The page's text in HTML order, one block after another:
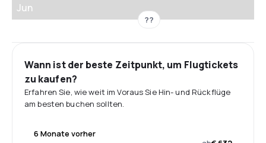
Jun
??
Wann ist der beste Zeitpunkt, um Flugtickets
zu kaufen?
Erfahren Sie, wie weit im Voraus Sie Hin- und Rückflüge
am besten buchen sollten.
6 Monate vorher